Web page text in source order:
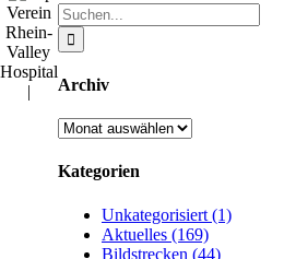
Suche
nach:
Archiv
Archiv
Kategorien
Unkategorisiert (1)
Aktuelles (169)
Bildstrecken (44)
Verein
Rhein-
Valley
Hospital
|